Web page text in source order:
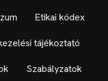
Etikai kódex
tájékoztató
Szabályzatok